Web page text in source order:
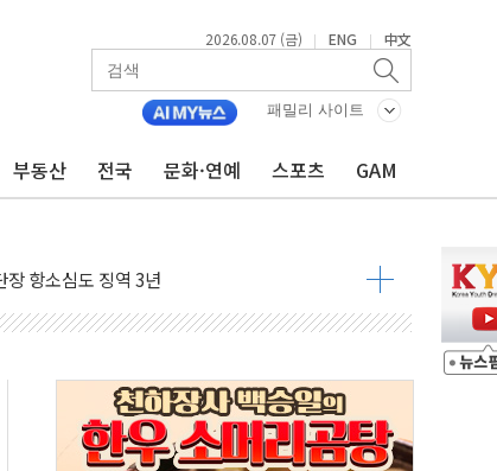
2026.08.07 (금) | ENG | 中文
패밀리 사이트
부동산 전국 문화·연예 스포츠 GAM
추돌…1명 심정지·5명 부상
...진화헬기 3대 투입
2000억원 돌파
억 금융 지원
개...장바구니에 홈플러스 담아달라" 호소
지주 포용금융 조직개편 신호탄
마' 유병호 구속 기소